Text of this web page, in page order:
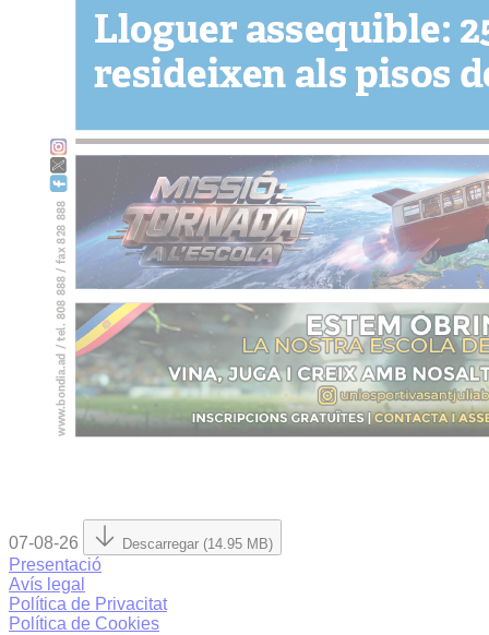
07-08-26 Descarregar (14.95 MB)
Presentació
Avís legal
Política de Privacitat
Política de Cookies